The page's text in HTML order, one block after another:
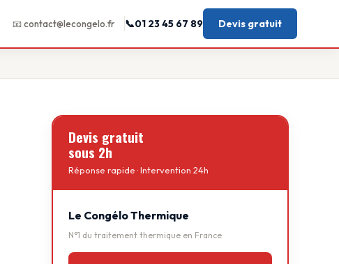
📧 contact@lecongelo.fr 01 23 45 67 89 Devis gratuit
Devis gratuit
sous 2h
Réponse rapide · Intervention 24h
Le Congélo Thermique
N°1 du traitement thermique en France